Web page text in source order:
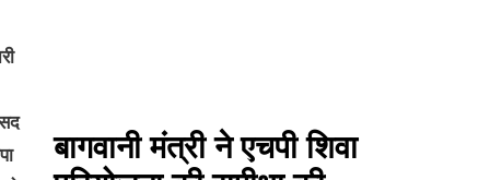
बागवानी मंत्री ने एचपी शिवा